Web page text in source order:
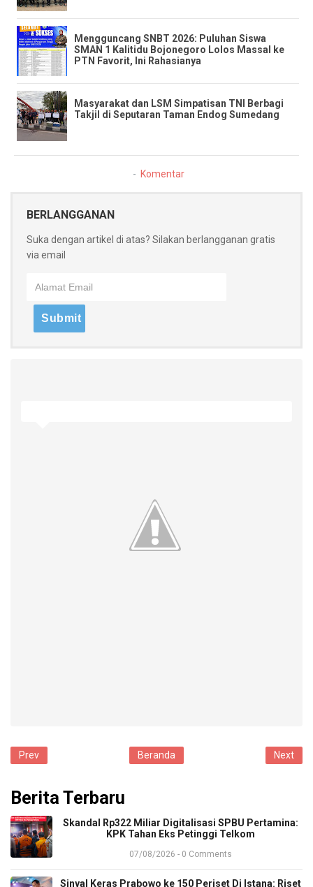
​Mengguncang SNBT 2026: Puluhan Siswa
SMAN 1 Kalitidu Bojonegoro Lolos Massal ke
PTN Favorit, Ini Rahasianya
Masyarakat dan LSM Simpatisan TNI Berbagi
Takjil di Seputaran Taman Endog Sumedang
Komentar
BERLANGGANAN
Suka dengan artikel di atas? Silakan berlangganan gratis
via email
Prev Next
Beranda
Berita Terbaru
​Skandal Rp322 Miliar Digitalisasi SPBU Pertamina:
KPK Tahan Eks Petinggi Telkom
07/08/2026 - 0 Comments
Sinyal Keras Prabowo ke 150 Periset Di Istana: Riset